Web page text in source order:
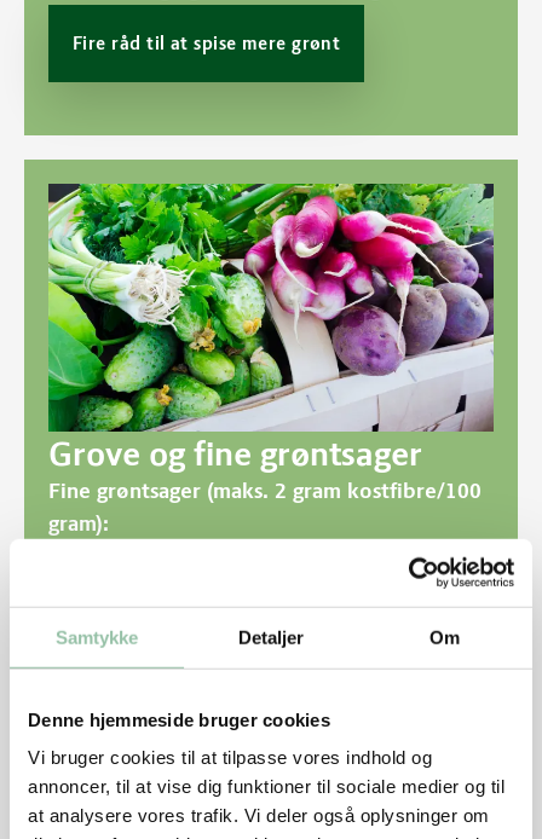
Samtykke Detaljer Om
Denne hjemmeside bruger cookies
Vi bruger cookies til at tilpasse vores indhold og
annoncer, til at vise dig funktioner til sociale medier og til
at analysere vores trafik. Vi deler også oplysninger om
Fire råd til at spise mere grønt
Grove og fine grøntsager
Fine grøntsager (maks. 2 gram kostfibre/100
gram):
Frugter: Tomat, agurk, peberfrugt og squash
Bladgrøntsager: Salat, bladselleri og spinat
gram):
Rodfrugter: Gulerod, rødbede, selleri,
persillerod og pastinak